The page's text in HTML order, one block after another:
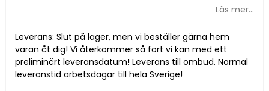
Läs mer...
Leverans: Slut på lager, men vi beställer gärna hem
varan åt dig! Vi återkommer så fort vi kan med ett
preliminärt leveransdatum! Leverans till ombud. Normal
leveranstid arbetsdagar till hela Sverige!